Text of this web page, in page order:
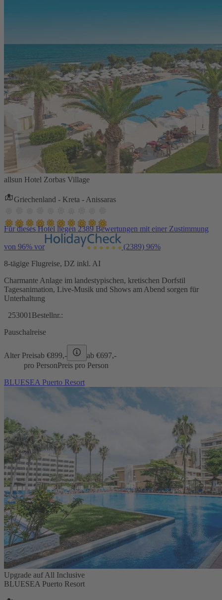
allsun Hotel Zorbas Village
Griechenland - Kreta - Anissaras
Für dieses Hotel liegen 2389 Bewertungen mit einer Zustimmung
von 96% vor (2389) 96%
8-tägige Flugreise, DZ inkl. AI
Charmante Anlage im landestypischen, kretischen Dorfstil
Tagesanimation, Live-Musik und Shows am Abend sorgen für
Unterhaltung
253001 Bestellnr.:
Pauschalreise
Alter Preisab €899,- ab €697,-
pro PersonPreis pro Person
BLUESEA Puerto Resort
Upgrade auf All Inclusive
BLUESEA Puerto Resort